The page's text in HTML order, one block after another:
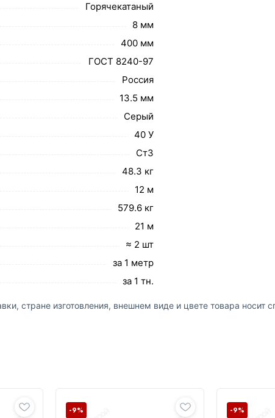
Горячекатаный
8 мм
400 мм
ГОСТ 8240-97
Россия
13.5 мм
Серый
40 У
Ст3
48.3 кг
12 м
579.6 кг
21 м
≈ 2 шт
за 1 метр
за 1 тн.
стране изготовления, внешнем виде и цвете товара носит
-9% -9%